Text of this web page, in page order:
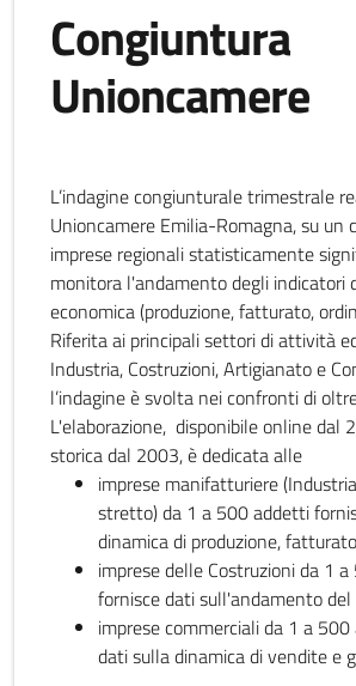
Congiuntura
Unioncamere
L’indagine congiunturale trimestrale
Unioncamere Emilia-Romagna, su un
imprese regionali statisticamente
monitora l'andamento degli indicatori
economica (produzione, fatturato,
Riferita ai principali settori di attività
Industria, Costruzioni, Artigianato e
l’indagine è svolta nei confronti di
L'elaborazione, disponibile online dal
storica dal 2003, è dedicata alle
imprese manifatturiere
stretto) da 1 a 500 addetti
dinamica di produzione,
imprese delle Costruzioni da 1
fornisce dati sull'andamento
imprese commerciali da 1 a
dati sulla dinamica di vendite e